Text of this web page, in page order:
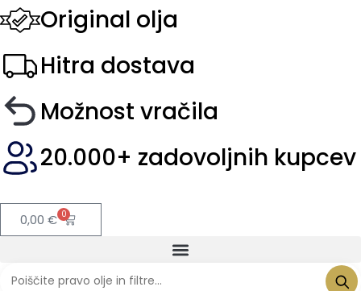
Original olja
Hitra dostava
Možnost vračila
20.000+ zadovoljnih kupcev
0,00 € 0